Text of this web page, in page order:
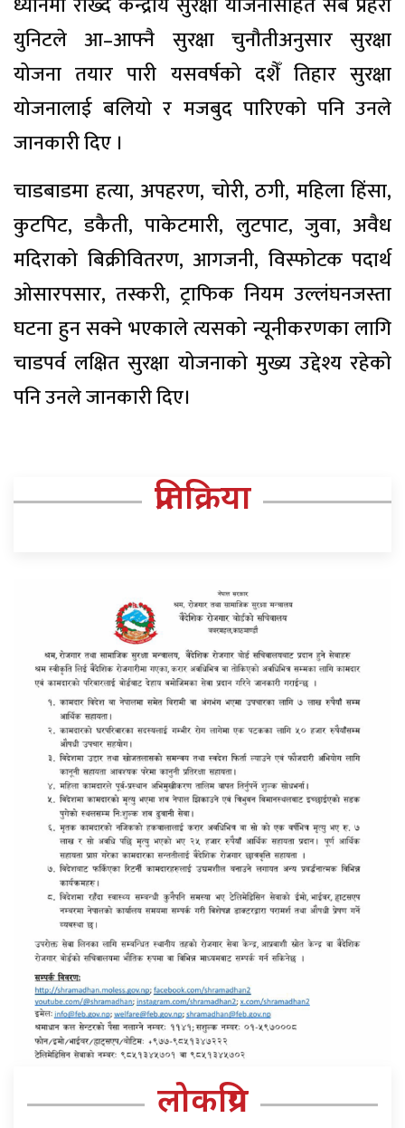
युनिटले आ–आफ्नै सुरक्षा चुनौतीअनुसार सुरक्षा
योजना तयार पारी यसवर्षको दशैँ तिहार सुरक्षा
योजनालाई बलियो र मजबुद पारिएको पनि उनले
जानकारी दिए ।
चाडबाडमा हत्या, अपहरण, चोरी, ठगी, महिला हिंसा,
कुटपिट, डकैती, पाकेटमारी, लुटपाट, जुवा, अवैध
मदिराको बिक्रीवितरण, आगजनी, विस्फोटक पदार्थ
ओसारपसार, तस्करी, ट्राफिक नियम उल्लंघनजस्ता
घटना हुन सक्ने भएकाले त्यसको न्यूनीकरणका लागि
चाडपर्व लक्षित सुरक्षा योजनाको मुख्य उद्देश्य रहेको
पनि उनले जानकारी दिए।
प्रतिक्रिया
लोकप्रिय